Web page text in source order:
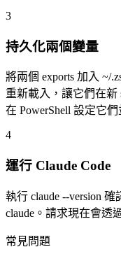
3
持久化兩個變量
將兩個 exports 加入 ~/
重新載入，讓它們在新
在 PowerShell 設定它
4
運行 Claude Code
執行 claude --version
claude。請求現在會透
常見問題